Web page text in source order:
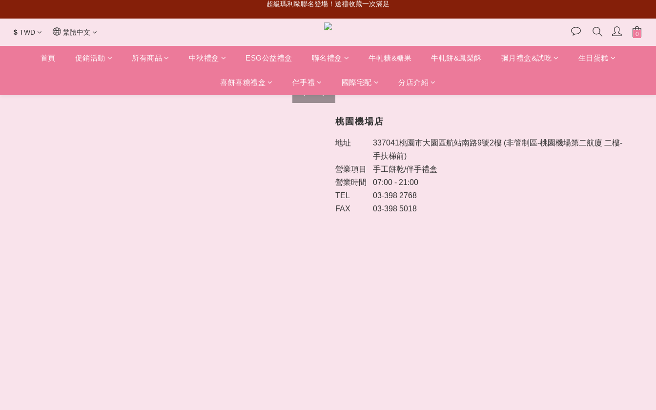
超級瑪利歐聯名登場！送禮收藏一次滿足
杜拜巧克力Q餅🔥官網開放預訂(限定門市取貨)！
超級瑪利歐聯名登場！送禮收藏一次滿足
$ TWD 繁體中文
首頁 促銷活動 所有商品 中秋禮盒 ESG公益禮盒 聯名禮盒 牛軋糖&糖果 牛軋餅&鳳梨酥 彌月禮盒&試吃 生日蛋糕
喜餅喜糖禮盒 伴手禮 國際宅配 分店介紹
prev
桃園機場店
地址 337041桃園市大園區航站南路9號2樓 (非管制區-桃園機場第二航廈 二樓-
手扶梯前)
營業項目
手工餅乾/伴手禮盒
營業時間
07:00 - 21:00
TEL
03-398 2768
FAX
03-398 5018